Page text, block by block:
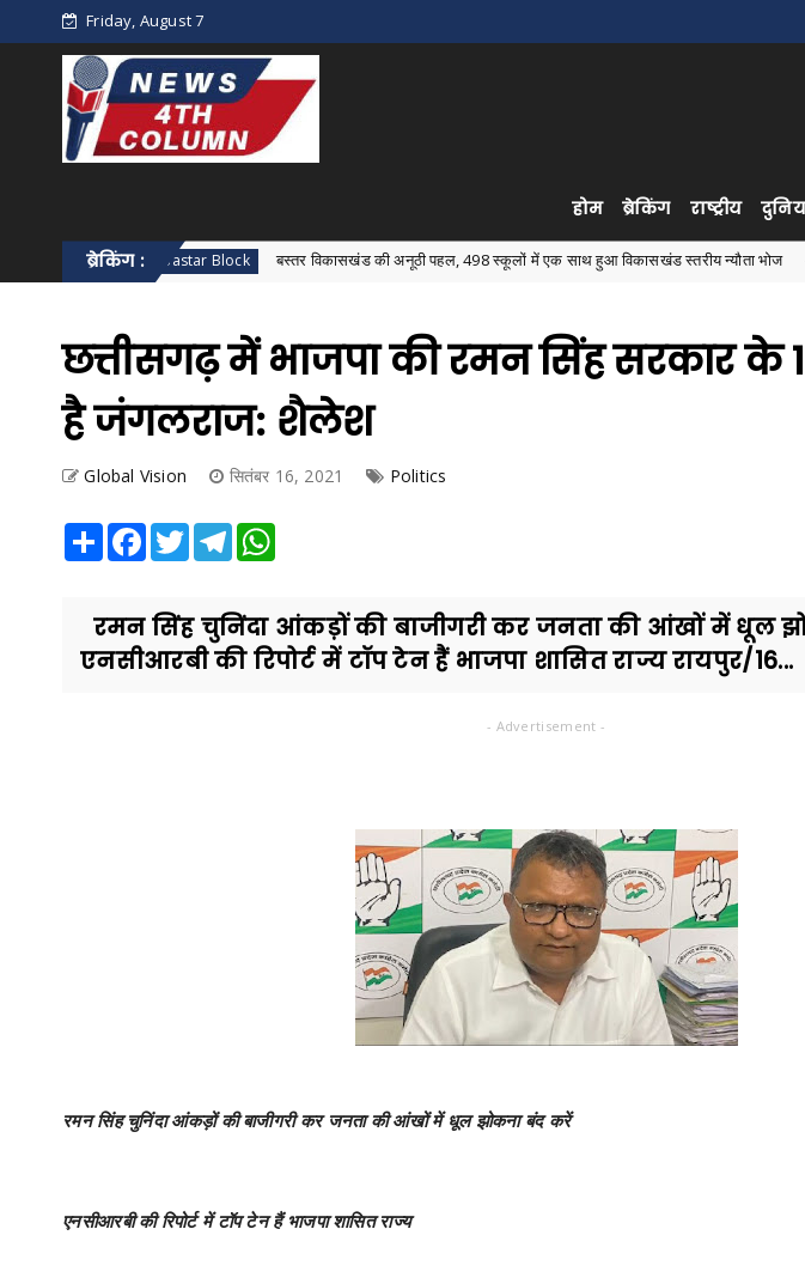
Friday, August 7
होम ब्रेकिंग राष्ट्रीय
ब्रेकिंग :
Bastar Block बस्तर विकासखंड की अनूठी पहल, 498 स्कूलों में एक साथ हुआ विकासखंड स्तरीय न्यौता भोज Bastar
छत्तीसगढ़ में भाजपा की रमन सिंह सरकार के
है जंगलराज: शैलेश
Global Vision सितंबर 16, 2021 Politics
Share Facebook
TwitterTelegram
रमन सिंह चुनिंदा आंकड़ों की बाजीगरी कर जनता की आंखों में धूल
एनसीआरबी की रिपोर्ट में टॉप टेन हैं भाजपा शासित राज्य रायपुर/16...
- Advertisement -
रमन सिंह चुनिंदा आंकड़ों की बाजीगरी कर जनता की आंखों में धूल झोकना बंद करें
एनसीआरबी की रिपोर्ट में टॉप टेन हैं भाजपा शासित राज्य